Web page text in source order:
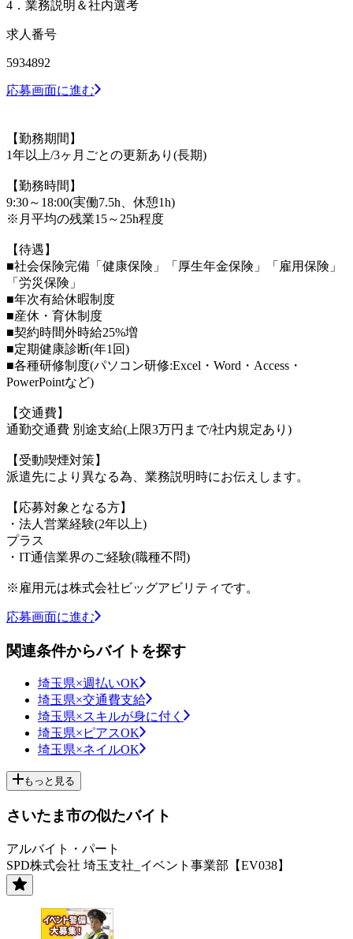
4．業務説明＆社内選考
求人番号
5934892
応募画面に進む
【勤務期間】
1年以上/3ヶ月ごとの更新あり(長期)
【勤務時間】
9:30～18:00(実働7.5h、休憩1h)
※月平均の残業15～25h程度
【待遇】
■社会保険完備「健康保険」「厚生年金保険」「雇用保険」
「労災保険」
■年次有給休暇制度
■産休・育休制度
■契約時間外時給25%増
■定期健康診断(年1回)
■各種研修制度(パソコン研修:Excel・Word・Access・
PowerPointなど)
【交通費】
通勤交通費 別途支給(上限3万円まで/社内規定あり)
【受動喫煙対策】
派遣先により異なる為、業務説明時にお伝えします。
【応募対象となる方】
・法人営業経験(2年以上)
プラス
・IT通信業界のご経験(職種不問)
※雇用元は株式会社ビッグアビリティです。
応募画面に進む
関連条件からバイトを探す
埼玉県×週払いOK
埼玉県×交通費支給
埼玉県×スキルが身に付く
埼玉県×ピアスOK
埼玉県×ネイルOK
もっと見る
さいたま市の似たバイト
アルバイト・パート
SPD株式会社 埼玉支社_イベント事業部【EV038】